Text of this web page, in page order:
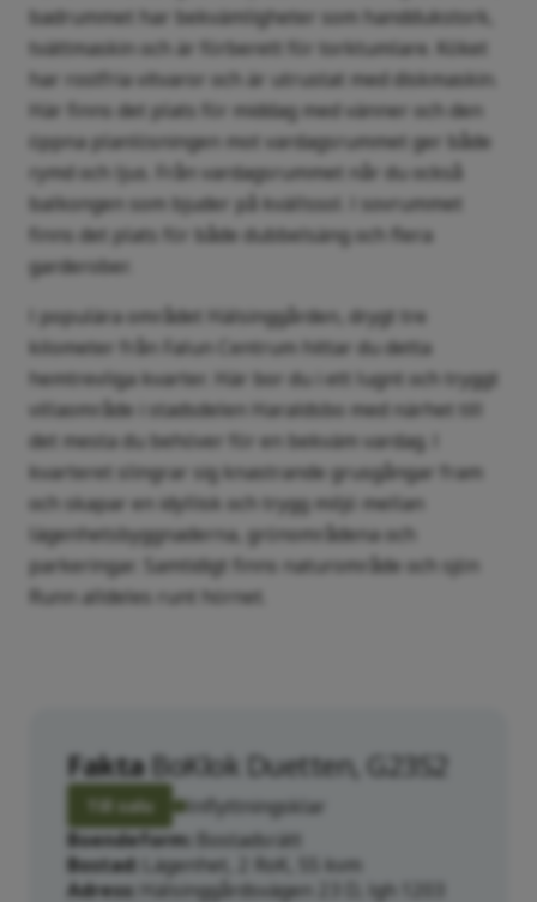
badrummet har bekvämligheter som handdukstork,
tvättmaskin och är förberett för torktumlare. Köket
har rostfria vitvaror och är utrustat med diskmaskin.
Här finns det plats för middag med vänner och den
öppna planlösningen mot vardagsrummet ger både
rymd och ljus. Från vardagsrummet når du också
balkongen som bjuder på kvällssol. I sovrummet
finns det plats för både dubbelsäng och flera
garderober.
I populära området Hälsinggården, drygt tre
kilometer från Falun Centrum hittar du detta
hemtrevliga kvarter. Här bor du i ett lugnt och tryggt
villaområde i stadsdelen Haraldsbo med närhet till
det mesta du behöver för en bekväm vardag. I
kvarteret slingrar sig knastrande grusgångar fram
och skapar en idyllisk och trygg miljö mellan
lägenhetsbyggnaderna, grönområdena och
parkeringar. Samtidigt finns naturområde och sjön
Runn alldeles runt hörnet.
FaktaBoKlok Duetten, G23S2
Till salu
Inflyttningsklar
Boendeform
Bostadsrätt
Bostad
Lägenhet, 2 RoK, 55 kvm
Adress
Hälsinggårdsvägen 23 D, lgh 1203